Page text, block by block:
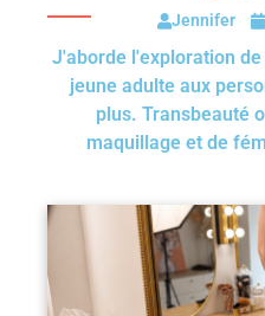
Jennifer
J'aborde l'exploration
jeune adulte aux
plus. Transbeauté
maquillage et de